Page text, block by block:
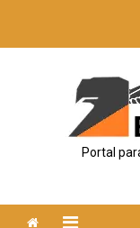
Portal